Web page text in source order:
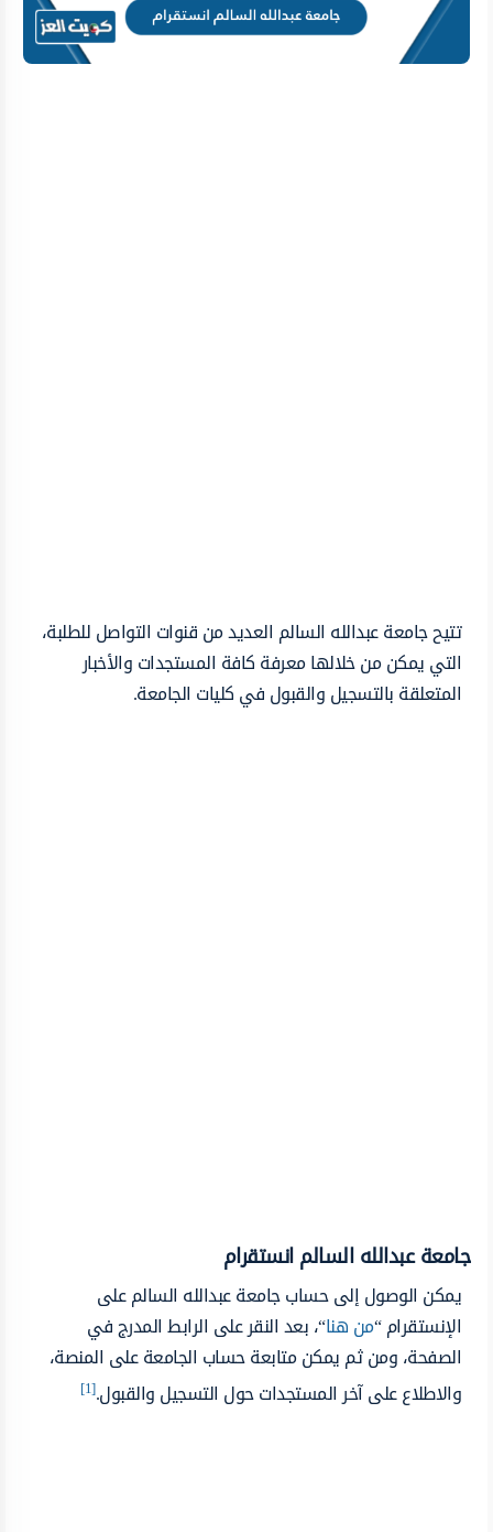
تتيح جامعة عبدالله السالم العديد من قنوات التواصل للطلبة،
التي يمكن من خلالها معرفة كافة المستجدات والأخبار
المتعلقة بالتسجيل والقبول في كليات الجامعة.
جامعة عبدالله السالم انستقرام
يمكن الوصول إلى حساب جامعة عبدالله السالم على
الإنستقرام “من هنا“، بعد النقر على الرابط المدرج في
الصفحة، ومن ثم يمكن متابعة حساب الجامعة على المنصة،
والاطلاع على آخر المستجدات حول التسجيل والقبول.[1]